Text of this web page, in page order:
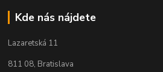
Kde nás nájdete
Lazaretská 11
811 08, Bratislava